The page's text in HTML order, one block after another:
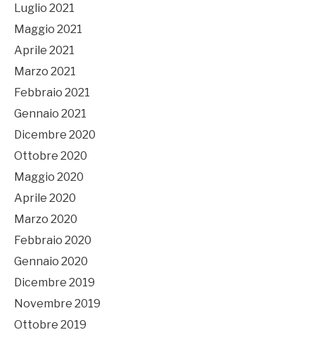
Luglio 2021
Maggio 2021
Aprile 2021
Marzo 2021
Febbraio 2021
Gennaio 2021
Dicembre 2020
Ottobre 2020
Maggio 2020
Aprile 2020
Marzo 2020
Febbraio 2020
Gennaio 2020
Dicembre 2019
Novembre 2019
Ottobre 2019